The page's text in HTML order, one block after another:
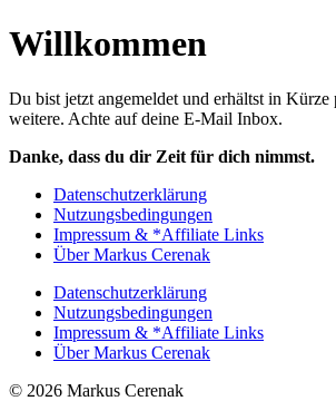
Willkommen
Du bist jetzt angemeldet und erhältst in
weitere. Achte auf deine E-Mail Inbox.
Danke, dass du dir Zeit für dich nimmst.
Datenschutzerklärung
Nutzungsbedingungen
Impressum & *Affiliate Links
Über Markus Cerenak
Datenschutzerklärung
Nutzungsbedingungen
Impressum & *Affiliate Links
Über Markus Cerenak
© 2026 Markus Cerenak